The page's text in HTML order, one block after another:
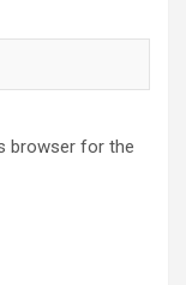
browser for the